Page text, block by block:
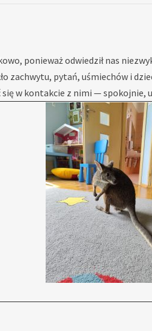
ponieważ odwiedził nas
zachwytu, pytań, uśmiechów i
w kontakcie z nimi — spokojnie,